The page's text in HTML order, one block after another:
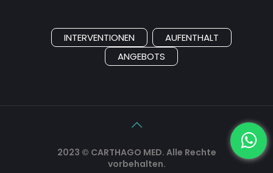
INTERVENTIONEN
AUFENTHALT
ANGEBOTS
2023 © CARTHAGO MED. Alle Rechte
vorbehalten.